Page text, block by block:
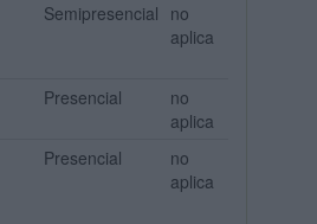
Semipresencial no
aplica
Presencial
no
aplica
Presencial
no
aplica